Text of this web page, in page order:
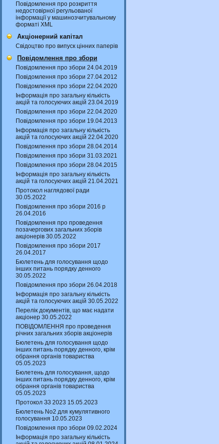
Повідомлення про розкриття
недостовірної регульованої
інформації у машинозчитувальному
форматі XML
Акціонерний капітал
Свідоцтво про випуск цінних паперів
Повідомлення про збори
Повідомлення про збори 24.04.2019
Повідомлення про збори 27.04.2012
Повідомлення про збори 22.04.2020
Інформація про загальну кількість
акцій та голосуючих акцій 23.04.2019
Повідомлення про збори 22.04.2020
Повідомлення про збори 19.04.2013
Інформація про загальну кількість
акцій та голосуючих акцій 22.04.2020
Повідомлення про збори 28.04.2014
Повідомлення про збори 31.03.2021
Повідомлення про збори 28.04.2015
Інформація про загальну кількість
акцій та голосуючих акцій 21.04.2021
Протокол наглядової ради
30.05.2022
Повідомлення про збори 2016 р
26.04.2016
Повідомлення про проведення
позачергових загальних зборів
акціонерів 30.05.2022
Повідомлення про збори 2017
26.04.2017
Бюлетень для голосування щодо
інших питань порядку денного
30.05.2022
Повідомлення про збори 26.04.2018
Інформація про загальну кількість
акцій та голосуючих акцій 30.05.2022
Перелік документів, що має надати
акціонер 30.05.2022
ПОВІДОМЛЕННЯ про проведення
річних загальних зборів акціонерів
Бюлетень для голосування щодо
інших питань порядку денного, крім
обрання органів товариства
05.05.2023
Бюлетень для голосування, щодо
інших питань порядку денного, крім
обрання органів товариства
05.05.2023
Протокол ЗЗ 2023 15.05.2023
Бюлетень No2 для кумулятивного
голосування 10.05.2023
Повідомлення про збори 09.02.2024
Інформація про загальну кількість